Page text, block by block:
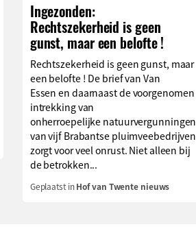
Ingezonden:
Rechtszekerheid is geen
gunst, maar een belofte !
Rechtszekerheid is geen gunst, maar
een belofte ! De brief van Van
Essen en daarnaast de voorgenomen
intrekking van
onherroepelijke natuurvergunningen
van vijf Brabantse pluimveebedrijven
zorgt voor veel onrust. Niet alleen bij
de betrokken...
Geplaatst inHof van Twente nieuws